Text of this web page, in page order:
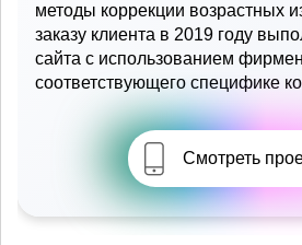
методы коррекции возрастных
заказу клиента в 2019 году
сайта с использованием
соответствующего специфике
Смотреть